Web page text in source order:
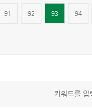
91 92 93 94